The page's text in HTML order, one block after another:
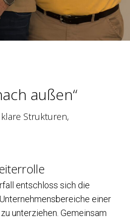
außen“
Strukturen,
entschloss sich die
einer
unterziehen. Gemeinsam